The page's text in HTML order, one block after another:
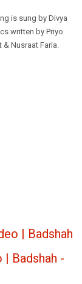
is sung by Divya
written by Priyo
Nusraat Faria.
| Badshah
Badshah -